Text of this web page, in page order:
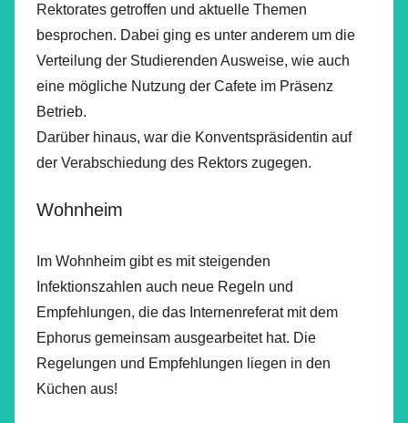
Rektorates getroffen und aktuelle Themen
besprochen. Dabei ging es unter anderem um die
Verteilung der Studierenden Ausweise, wie auch
eine mögliche Nutzung der Cafete im Präsenz
Betrieb.
Darüber hinaus, war die Konventspräsidentin auf
der Verabschiedung des Rektors zugegen.
Wohnheim
Im Wohnheim gibt es mit steigenden
Infektionszahlen auch neue Regeln und
Empfehlungen, die das Internenreferat mit dem
Ephorus gemeinsam ausgearbeitet hat. Die
Regelungen und Empfehlungen liegen in den
Küchen aus!